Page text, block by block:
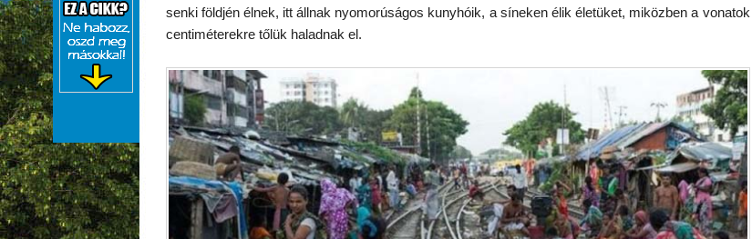
senki földjén élnek, itt állnak nyomorúságos kunyhóik, a síneken élik életüket, miközben a vonatok
centiméterekre tőlük haladnak el.